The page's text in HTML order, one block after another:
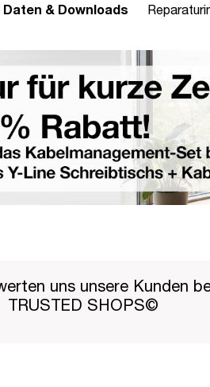
& Downloads
uns unsere Kunden
TRUSTED SHOPS©